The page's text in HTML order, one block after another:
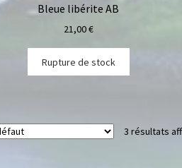
Bleue libérite AB
21,00€
Rupture de stock
3 résultats